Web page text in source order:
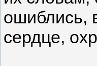
ошиблись,
сердце,